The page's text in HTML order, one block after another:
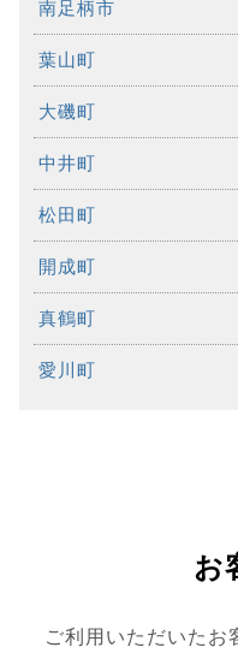
南足柄市
葉山町
大磯町
中井町
松田町
開成町
真鶴町
愛川町
お
ご利用いただいたお